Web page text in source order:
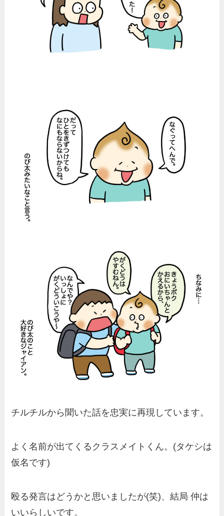
チルチルから聞いた話を忠実に再現しています。
よく名前が出てくるクラスメイトくん。(タケシは
仮名です)
殴る発言はどうかと思いましたが(笑)、結局 仲は
いいらしいです。